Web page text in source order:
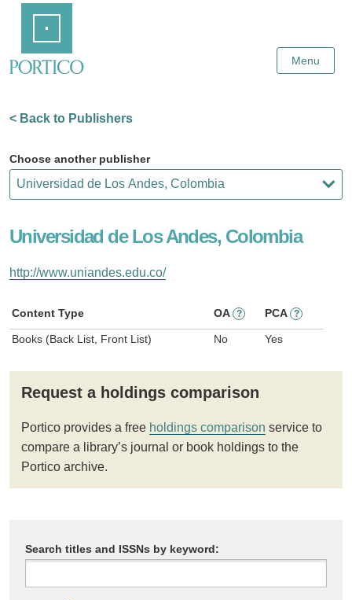
Content
Menu
< Back to Publishers
Choose another publisher
Universidad de Los Andes, Colombia
http://www.uniandes.edu.co/
Content Type OA ? PCA ?
Books (Back List, Front List) No Yes
Request a holdings comparison
Portico provides a free holdings comparison service to
compare a library’s journal or book holdings to the
Portico archive.
Search titles and ISSNs by keyword: